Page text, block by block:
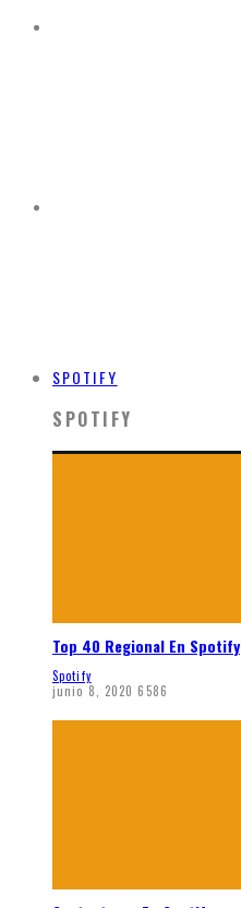
SPOTIFY
SPOTIFY
Top 40 Regional En Spotify
Spotify
junio 8, 2020 6586